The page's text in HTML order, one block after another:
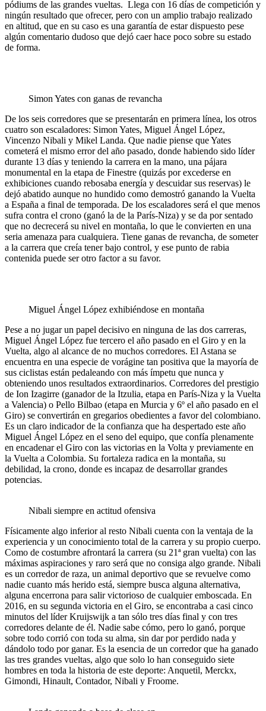
pódiums de las grandes vueltas. Llega con 16 días de competición y
ningún resultado que ofrecer, pero con un amplio trabajo realizado
en altitud, que en su caso es una garantía de estar dispuesto pese
algún comentario dudoso que dejó caer hace poco sobre su estado
de forma.
Simon Yates con ganas de revancha
De los seis corredores que se presentarán en primera línea, los otros
cuatro son escaladores: Simon Yates, Miguel Ángel López,
Vincenzo Nibali y Mikel Landa. Que nadie piense que Yates
cometerá el mismo error del año pasado, donde habiendo sido líder
durante 13 días y teniendo la carrera en la mano, una pájara
monumental en la etapa de Finestre (quizás por excederse en
exhibiciones cuando rebosaba energía y descuidar sus reservas) le
dejó abatido aunque no hundido como demostró ganando la Vuelta
a España a final de temporada. De los escaladores será el que menos
sufra contra el crono (ganó la de la París-Niza) y se da por sentado
que no decrecerá su nivel en montaña, lo que le convierten en una
seria amenaza para cualquiera. Tiene ganas de revancha, de someter
a la carrera que creía tener bajo control, y ese punto de rabia
contenida puede ser otro factor a su favor.
Miguel Ángel López exhibiéndose en montaña
Pese a no jugar un papel decisivo en ninguna de las dos carreras,
Miguel Ángel López fue tercero el año pasado en el Giro y en la
Vuelta, algo al alcance de no muchos corredores. El Astana se
encuentra en una especie de vorágine tan positiva que la mayoría de
sus ciclistas están pedaleando con más ímpetu que nunca y
obteniendo unos resultados extraordinarios. Corredores del prestigio
de Ion Izagirre (ganador de la Itzulia, etapa en París-Niza y la Vuelta
a Valencia) o Pello Bilbao (etapa en Murcia y 6º el año pasado en el
Giro) se convertirán en gregarios obedientes a favor del colombiano.
Es un claro indicador de la confianza que ha despertado este año
Miguel Ángel López en el seno del equipo, que confía plenamente
en encadenar el Giro con las victorias en la Volta y previamente en
la Vuelta a Colombia. Su fortaleza radica en la montaña, su
debilidad, la crono, donde es incapaz de desarrollar grandes
potencias.
Nibali siempre en actitud ofensiva
Físicamente algo inferior al resto Nibali cuenta con la ventaja de la
experiencia y un conocimiento total de la carrera y su propio cuerpo.
Como de costumbre afrontará la carrera (su 21ª gran vuelta) con las
máximas aspiraciones y raro será que no consiga algo grande. Nibali
es un corredor de raza, un animal deportivo que se revuelve como
nadie cuanto más herido está, siempre busca alguna alternativa,
alguna encerrona para salir victorioso de cualquier emboscada. En
2016, en su segunda victoria en el Giro, se encontraba a casi cinco
minutos del líder Kruijswijk a tan sólo tres días final y con tres
corredores delante de él. Nadie sabe cómo, pero lo ganó, porque
sobre todo corrió con toda su alma, sin dar por perdido nada y
dándolo todo por ganar. Es la esencia de un corredor que ha ganado
las tres grandes vueltas, algo que solo lo han conseguido siete
hombres en toda la historia de este deporte: Anquetil, Merckx,
Gimondi, Hinault, Contador, Nibali y Froome.